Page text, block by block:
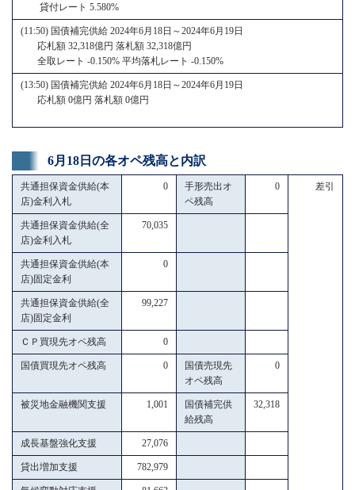
貸付レート 5.580%
(11:50) 国債補完供給 2024年6月18日～2024年6月19日
応札額 32,318億円 落札額 32,318億円
全取レート -0.150% 平均落札レート -0.150%
(13:50) 国債補完供給 2024年6月18日～2024年6月19日
応札額 0億円 落札額 0億円
6月18日の各オペ残高と内訳
共通担保資金供給(本
店)金利入札
0
手形売出オ
ペ残高
0 差引
共通担保資金供給(全
店)金利入札
70,035
共通担保資金供給(本
店)固定金利
0
共通担保資金供給(全
店)固定金利
99,227
ＣＰ買現先オペ残高 0
国債買現先オペ残高 0
国債売現先
オペ残高
0
被災地金融機関支援 1,001
国債補完供
給残高
32,318
成長基盤強化支援 27,076
貸出増加支援 782,979